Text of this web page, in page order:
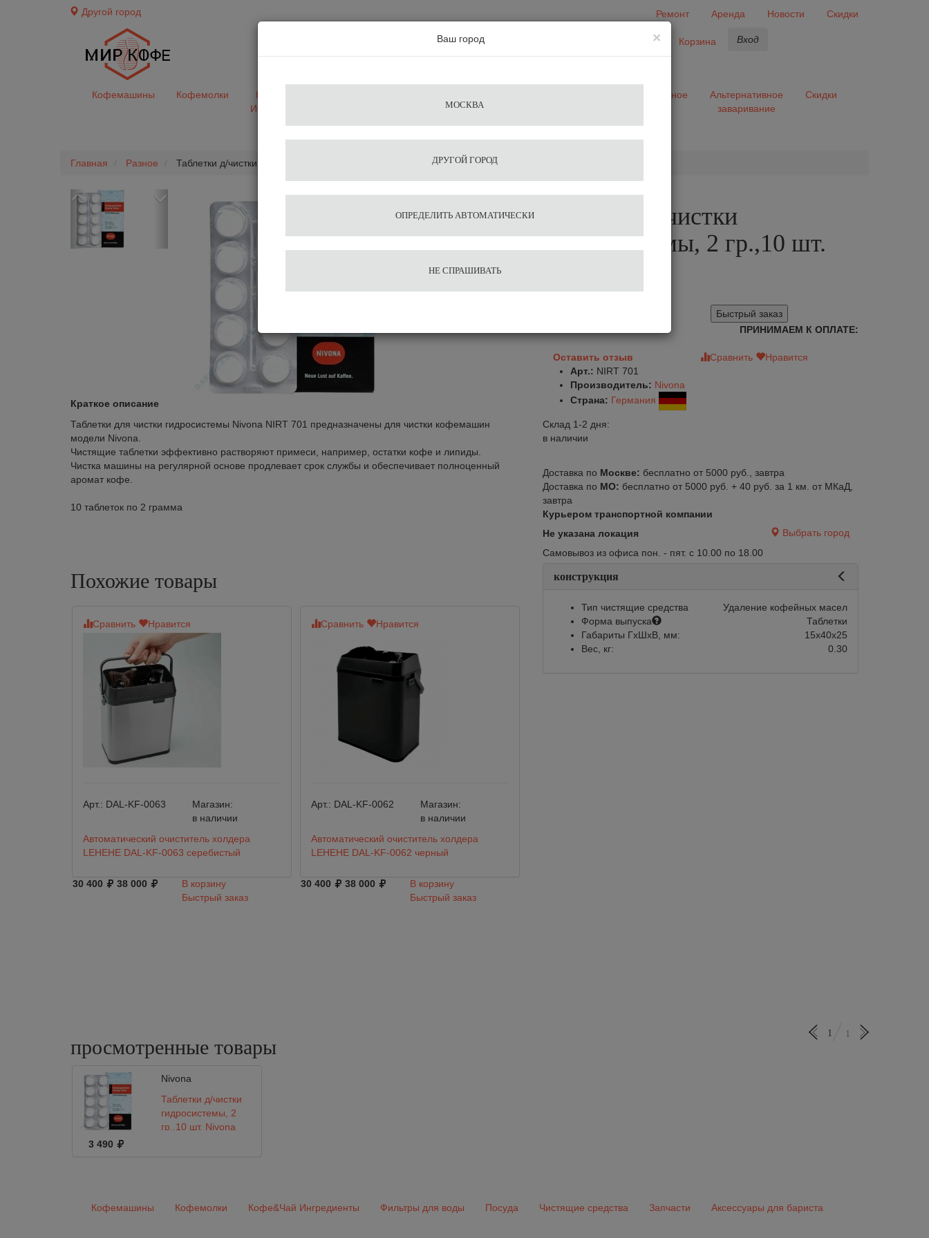
Другой город Ремонт Аренда Новости
Скидки
Избранное Корзина Вход
Кофемашины Кофемолки
Кофе&Чай
Ингредиенты
средства
Разное
Альтернативное
заваривание
Скидки
Главная Разное Таблетки д/чистки гидросистемы, 2 гр.,10 шт. Nivona
Previous
Краткое описание
Таблетки для чистки гидросистемы Nivona NIRT 701 предназначены для чистки кофемашин
модели Nivona.
Чистящие таблетки эффективно растворяют примеси, например, остатки кофе и липиды.
Чистка машины на регулярной основе продлевает срок службы и обеспечивает полноценный
аромат кофе.
10 таблеток по 2 грамма
Похожие товары
Сравнить Нравится
Арт.: DAL-KF-0063
Магазин:
в наличии
Автоматический очиститель холдера
LEHEHE DAL-KF-0063 серебистый
30 400 38 000
В корзину
Быстрый заказ
Сравнить Нравится
Арт.: DAL-KF-0062
Магазин:
в наличии
Автоматический очиститель холдера
LEHEHE DAL-KF-0062 черный
30 400 38 000
В корзину
Быстрый заказ
Сравнить Нравится Сравнить Нравится
Таблетки д/чистки
гидросистемы, 2 гр.,10 шт.
Быстрый заказ
ПРИНИМАЕМ К ОПЛАТЕ:
Оставить отзыв Сравнить
Нравится
Арт.: NIRT 701
Производитель: Nivona
Страна: Германия
Склад 1-2 дня:
в наличии
Доставка по Москве: бесплатно от 5000 руб., завтра
Доставка по МО: бесплатно от 5000 руб. + 40 руб. за 1 км. от МКаД,
завтра
Курьером транспортной компании
Не указана локация
Выбрать город
Самовывоз из офиса пон. - пят. с 10.00 по 18.00
конструкция
Тип чистящие средства
Удаление кофейных масел
Форма выпуска
Таблетки
Габариты ГхШхВ, мм:
15х40х25
Вес, кг:
0.30
просмотренные товары
1 1
Nivona
Таблетки д/чистки
гидросистемы, 2
гр.,10 шт. Nivona
3 490
×
Ваш город
МОСКВА
ДРУГОЙ ГОРОД
ОПРЕДЕЛИТЬ АВТОМАТИЧЕСКИ
НЕ СПРАШИВАТЬ
Кофемашины Кофемолки Кофе&Чай Ингредиенты Фильтры для воды Посуда Чистящие средства Запчасти Аксессуары для бариста